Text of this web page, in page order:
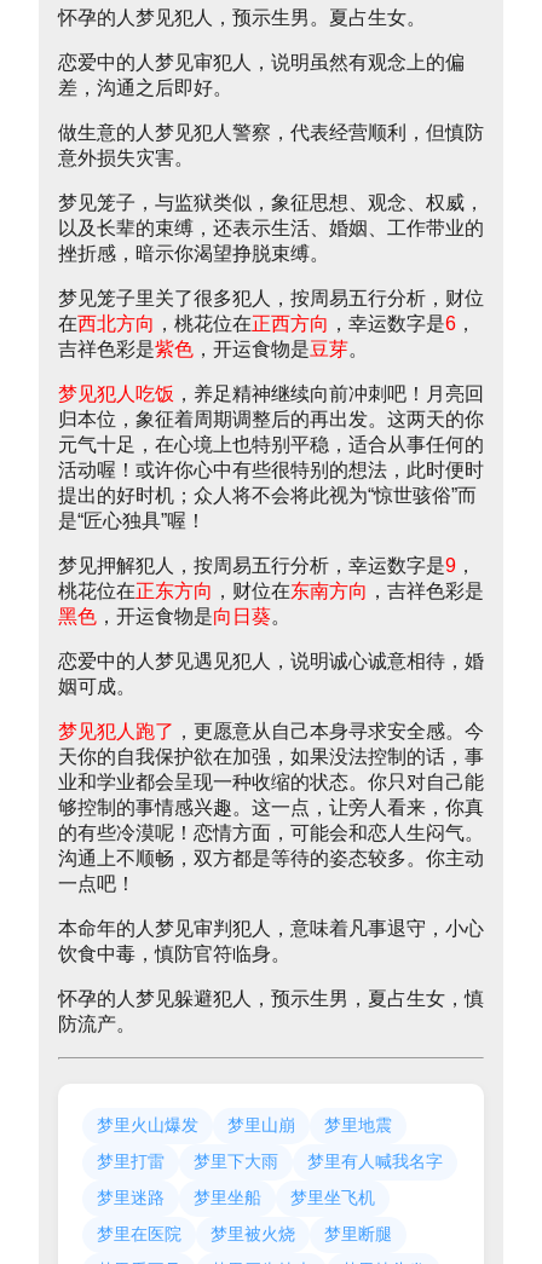
怀孕的人梦见犯人，预示生男。夏占生女。
恋爱中的人梦见审犯人，说明虽然有观念上的偏
差，沟通之后即好。
做生意的人梦见犯人警察，代表经营顺利，但慎防
意外损失灾害。
梦见笼子，与监狱类似，象征思想、观念、权威，
以及长辈的束缚，还表示生活、婚姻、工作带业的
挫折感，暗示你渴望挣脱束缚。
梦见笼子里关了很多犯人，按周易五行分析，财位
在西北方向 ，桃花位在正西方向 ，幸运数字是6 ，
吉祥色彩是紫色 ，开运食物是豆芽。
梦见犯人吃饭 ，养足精神继续向前冲刺吧！月亮回
归本位，象征着周期调整后的再出发。这两天的你
元气十足，在心境上也特别平稳，适合从事任何的
活动喔！或许你心中有些很特别的想法，此时便时
提出的好时机；众人将不会将此视为“惊世骇俗”而
是“匠心独具”喔！
梦见押解犯人，按周易五行分析，幸运数字是9 ，
桃花位在正东方向 ，财位在东南方向 ，吉祥色彩是
黑色 ，开运食物是向日葵。
恋爱中的人梦见遇见犯人，说明诚心诚意相待，婚
姻可成。
梦见犯人跑了 ，更愿意从自己本身寻求安全感。今
天你的自我保护欲在加强，如果没法控制的话，事
业和学业都会呈现一种收缩的状态。你只对自己能
够控制的事情感兴趣。这一点，让旁人看来，你真
的有些冷漠呢！恋情方面，可能会和恋人生闷气。
沟通上不顺畅，双方都是等待的姿态较多。你主动
一点吧！
本命年的人梦见审判犯人，意味着凡事退守，小心
饮食中毒，慎防官符临身。
怀孕的人梦见躲避犯人，预示生男，夏占生女，慎
防流产。
梦里火山爆发 梦里山崩
梦里地震
梦里打雷
梦里下大雨
梦里有人喊我名字
梦里迷路
梦里坐船
梦里坐飞机
梦里在医院
梦里被火烧
梦里断腿